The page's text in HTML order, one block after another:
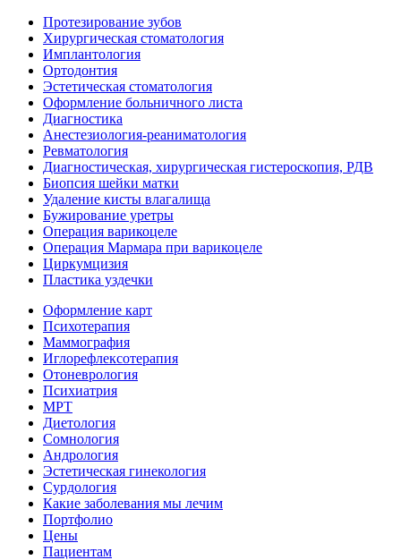
Протезирование зубов
Хирургическая стоматология
Имплантология
Ортодонтия
Эстетическая стоматология
Оформление больничного листа
Диагностика
Анестезиология-реаниматология
Ревматология
Диагностическая, хирургическая гистероскопия, РДВ
Биопсия шейки матки
Удаление кисты влагалища
Бужирование уретры
Операция варикоцеле
Операция Мармара при варикоцеле
Циркумцизия
Пластика уздечки
Оформление карт
Психотерапия
Маммография
Иглорефлексотерапия
Отоневрология
Психиатрия
МРТ
Диетология
Сомнология
Андрология
Эстетическая гинекология
Сурдология
Какие заболевания мы лечим
Портфолио
Цены
Пациентам